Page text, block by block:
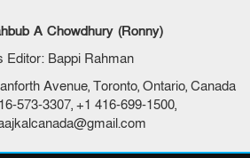
A Chowdhury (Ronny)
Editor: Bappi Rahman
Avenue, Toronto, Ontario, Canada
573-3307, +1 416-699-1500,